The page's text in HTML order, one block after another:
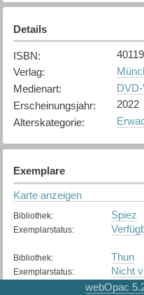
Details
ISBN:
Verlag:
Medienart:
Erscheinungsjahr:
2022
Alterskategorie:
Exemplare
Karte anzeigen
Bibliothek: Spiez
Exemplarstatus:
Bibliothek: Thun
Exemplarstatus:
Nicht
webOpac